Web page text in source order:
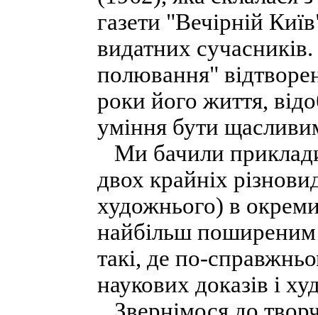
газети "Вечірній
видатних
полювання"
роки його життя,
уміння бути
Ми бачили
двох крайніх
художнього) в
найбільш поширеним
такі, де по-
наукових доказів і